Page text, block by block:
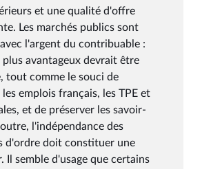
et une qualité d'offre
Les marchés publics sont
l'argent du contribuable :
avantageux devrait être
tout comme le souci de
emplois français, les TPE et
et de préserver les savoir-
l'indépendance des
d'ordre doit constituer une
Il semble d'usage que certains